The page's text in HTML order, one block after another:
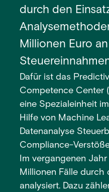
durch den
Millionen Euro
Dafür ist das
Competence Center
eine Spezialeinheit
Hilfe von Machine
Datenanalyse
Compliance-
Im vergangenen
Millionen Fälle durch
analysiert. Dazu